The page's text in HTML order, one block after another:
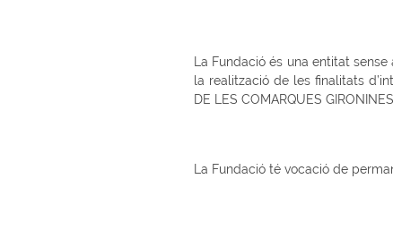
La Fundació és una entitat
la realització de les finalitats
DE LES COMARQUES GIRONINES
La Fundació té vocació de